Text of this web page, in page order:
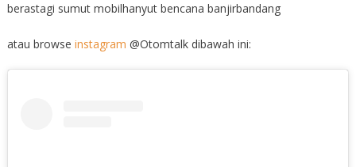
berastagi sumut mobilhanyut bencana banjirbandang
atau browse instagram @Otomtalk dibawah ini: